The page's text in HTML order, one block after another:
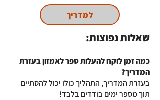
למדריך
שאלות נפוצות:
כמה זמן לוקח להעלות ספר לאמזון בעזרת
המדריך?
בעזרת המדריך, התהליך כולו יכול להסתיים
תוך מספר ימים בודדים בלבד!